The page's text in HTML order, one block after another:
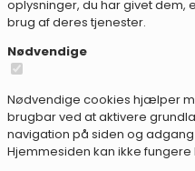
oplysninger, du har givet dem,
brug af deres tjenester.
Nødvendige
Nødvendige cookies hjælper
brugbar ved at aktivere
navigation på siden og
Hjemmesiden kan ikke